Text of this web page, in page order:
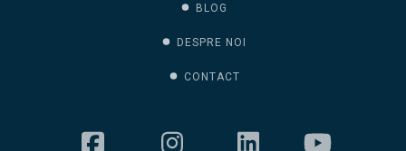
BLOG
DESPRE NOI
CONTACT